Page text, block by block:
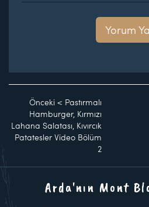
Yorum
Önceki < Pastırmalı
Hamburger, Kırmızı
Lahana Salatası, Kıvırcık
Patatesler Video Bölüm
2
Arda'nın Mont